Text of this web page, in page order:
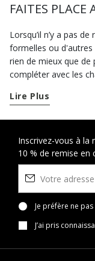
FAITES PLACE
Lorsqu’il n’y a pas
formelles ou d'autres
rien de mieux que
compléter avec les
meilleur choix ? Dans
loisirs ou pour un
bonne dose de
ligneSpherica™.
avec Système Zero-
légèreté et amorti à
créées avec la
fraîcheur et bien-
une garantie
notre collection ne
Lire Plus
Inscrivez-vous à
10 % de remise en
Je préfère ne
J’ai pris